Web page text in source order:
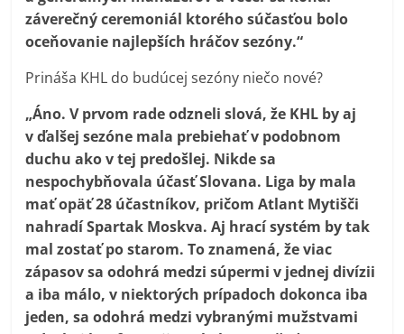
záverečný ceremoniál ktorého súčasťou bolo
oceňovanie najlepších hráčov sezóny.“
Prináša KHL do budúcej sezóny niečo nové?
„Áno. V prvom rade odzneli slová, že KHL by aj
v ďalšej sezóne mala prebiehať v podobnom
duchu ako v tej predošlej. Nikde sa
nespochybňovala účasť Slovana. Liga by mala
mať opäť 28 účastníkov, pričom Atlant Mytišči
nahradí Spartak Moskva. Aj hrací systém by tak
mal zostať po starom. To znamená, že viac
zápasov sa odohrá medzi súpermi v jednej divízii
a iba málo, v niektorých prípadoch dokonca iba
jeden, sa odohrá medzi vybranými mužstvami